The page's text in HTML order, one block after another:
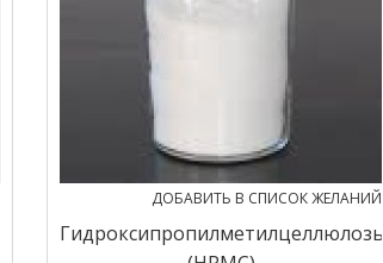
ДОБАВИТЬ В СПИСОК ЖЕЛАНИЙ
Гидроксипропилметилцеллюлозы